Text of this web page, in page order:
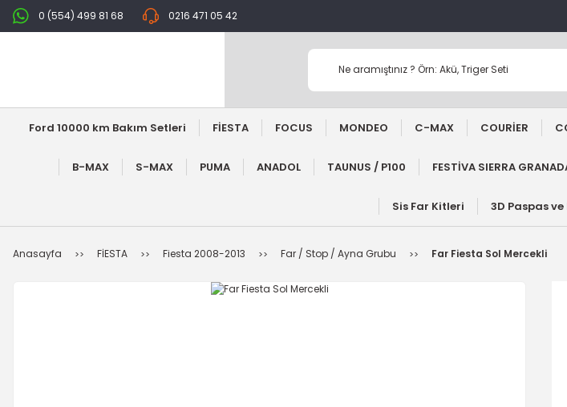
0 (554) 499 81 68 0216 471 05 42
Ford 10000 km Bakım Setleri FİESTA FOCUS MONDEO C-MAX COURİER
B-MAX S-MAX PUMA ANADOL TAUNUS / P100 FESTİVA SIERRA
Sis Far Kitleri 3D Paspas
Anasayfa FİESTA Fiesta 2008-2013 Far / Stop / Ayna Grubu Far Fiesta Sol Mercekli